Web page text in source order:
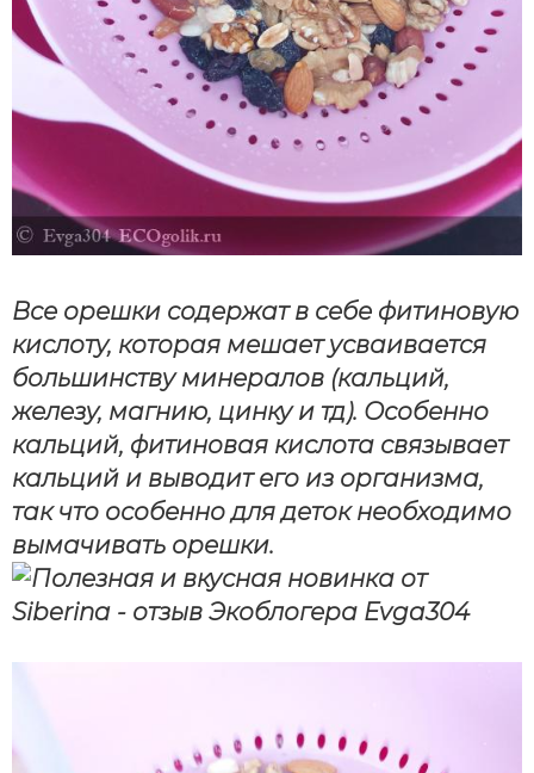
Все орешки содержат в себе фитиновую
кислоту, которая мешает усваивается
большинству минералов (кальций,
железу, магнию, цинку и тд). Особенно
кальций, фитиновая кислота связывает
кальций и выводит его из организма,
так что особенно для деток необходимо
вымачивать орешки.